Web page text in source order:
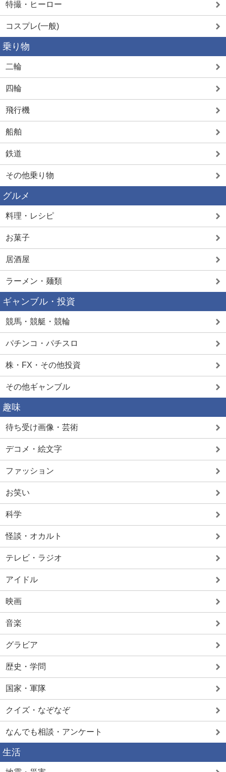
特撮・ヒーロー
コスプレ(一般)
乗り物
二輪
四輪
飛行機
船舶
鉄道
その他乗り物
グルメ
料理・レシピ
お菓子
居酒屋
ラーメン・麺類
ギャンブル・投資
競馬・競艇・競輪
パチンコ・パチスロ
株・FX・その他投資
その他ギャンブル
趣味
待ち受け画像・芸術
デコメ・絵文字
ファッション
お笑い
科学
怪談・オカルト
テレビ・ラジオ
アイドル
映画
音楽
グラビア
歴史・学問
国家・軍隊
クイズ・なぞなぞ
なんでも相談・アンケート
生活